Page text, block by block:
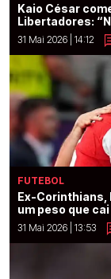
Kaio César
Libertadores:
31 Mai 2026 | 14:12
FUTEBOL
Ex-Corinthians,
um peso que
31 Mai 2026 | 13:53